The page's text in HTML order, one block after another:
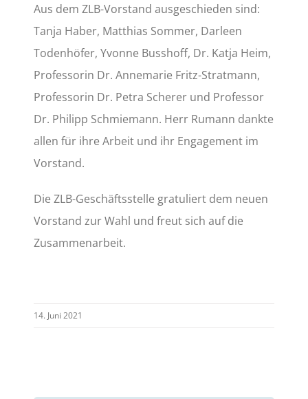
Aus dem ZLB-Vorstand ausgeschieden sind:
Tanja Haber, Matthias Sommer, Darleen
Todenhöfer, Yvonne Busshoff, Dr. Katja Heim,
Professorin Dr. Annemarie Fritz-Stratmann,
Professorin Dr. Petra Scherer und Professor
Dr. Philipp Schmiemann. Herr Rumann dankte
allen für ihre Arbeit und ihr Engagement im
Vorstand.
Die ZLB-Geschäftsstelle gratuliert dem neuen
Vorstand zur Wahl und freut sich auf die
Zusammenarbeit.
14. Juni 2021